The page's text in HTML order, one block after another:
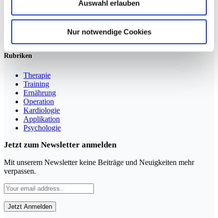
Auswahl erlauben
Nur notwendige Cookies
Sportmedizin für Ärzte, Therapeuten und Trainer
Rubriken
Therapie
Training
Ernährung
Operation
Kardiologie
Applikation
Psychologie
Jetzt zum Newsletter anmelden
Mit unserem Newsletter keine Beiträge und Neuigkeiten mehr
verpassen.